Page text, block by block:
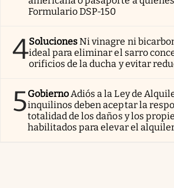
Formulario DSP-150
4SolucionesNi vinagre ni
ideal para eliminar el sarro
orificios de la ducha y evitar
5GobiernoAdiós a la Ley de
inquilinos deben aceptar la
totalidad de los daños y los
habilitados para elevar el